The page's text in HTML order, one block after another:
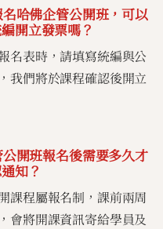
哈佛企管公開班，可以
開立發票嗎？
名表時，請填寫統編與公
我們將於課程確認後開立
開班報名後需要多久才
知？
課程屬報名制，課前兩周
會將開課資訊寄給學員及